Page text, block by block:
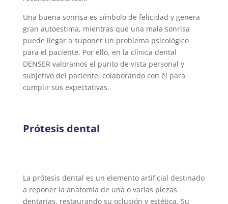
Una buena sonrisa es símbolo de felicidad y genera
gran autoestima, mientras que una mala sonrisa
puede llegar a suponer un problema psicológico
para el paciente. Por ello, en la clínica dental
DENSER valoramos el punto de vista personal y
subjetivo del paciente, colaborando con él para
cumplir sus expectativas.
Prótesis dental
La prótesis dental es un elemento artificial destinado
a reponer la anatomía de una o varias piezas
dentarias, restaurando su oclusión y estética. Su